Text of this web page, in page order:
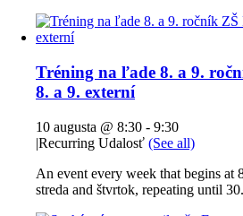
Tréning na ľade 8. a 9.
8. a 9. externí
10 augusta @ 8:30 - 9:30
|Recurring Udalosť (See all)
An event every week that begins at
streda and štvrtok, repeating until